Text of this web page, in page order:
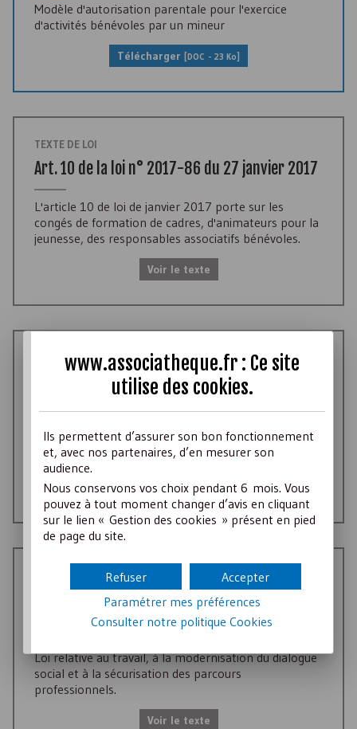
Modèle d'autorisation parentale pour l'exercice
d'activités bénévoles par un mineur
Télécharger [DOC - 23 Ko]
TEXTE DE LOI
Art. 10 de la loi n° 2017-86 du 27 janvier 2017
L'article 10 de loi de janvier 2017 porte sur les
congés de formation de cadres, d'animateurs pour la
jeunesse, des responsables associatifs bénévoles.
Voir le texte
TEXTE DE LOI
Code du service national, art. L. 120-1 et
Code du service national, articles relatifs à
l’engagement de service civique.
Voir le texte
Droit du travail - Loi n° 2016-1088 du
8 août 2016
Loi relative au travail, à la modernisation du dialogue
social et à la sécurisation des parcours
professionnels.
Voir le texte
www.associatheque.fr : Ce site
utilise des cookies.
Ils permettent d’assurer son bon fonctionnement
et, avec nos partenaires, d’en mesurer son
audience.
Nous conservons vos choix pendant 6 mois. Vous
pouvez à tout moment changer d’avis en cliquant
sur le lien « Gestion des cookies » présent en pied
de page du site.
Accepter
Refuser
Paramétrer mes préférences
Consulter notre politiqueCookies